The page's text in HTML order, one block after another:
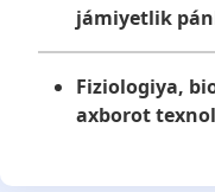
jámiyetlik
Fiziologiya,
axborot